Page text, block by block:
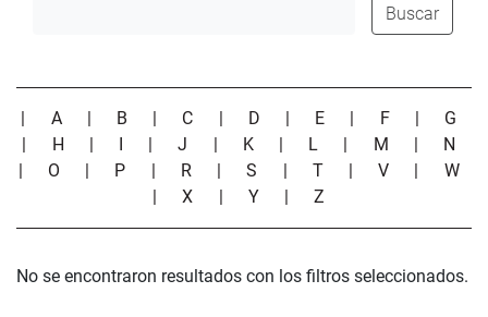
Buscar
| A | B | C | D | E | F | G
| H | I |J | K | L | M | N
| O | P | R |S | T |V | W
|X | Y |Z
No se encontraron resultados con los filtros seleccionados.